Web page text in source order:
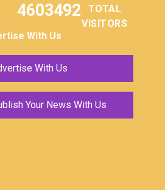
4603492
TOTAL
VISITORS
With Us
With Us
Your News With Us